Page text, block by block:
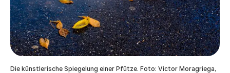
Die künstlerische Spiegelung einer Pfütze. Foto: Victor Moragriega,